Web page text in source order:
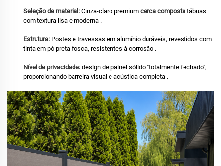
Seleção de material: Cinza-claro premium cerca composta tábuas
com textura lisa e moderna .
Estrutura: Postes e travessas em alumínio duráveis, revestidos com
tinta em pó preta fosca, resistentes à corrosão .
Nível de privacidade: design de painel sólido "totalmente fechado",
proporcionando barreira visual e acústica completa .